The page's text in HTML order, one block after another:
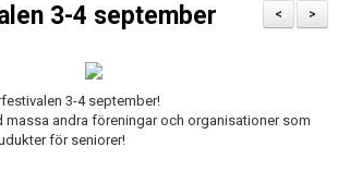
>
<
3-4 september
3-4 september!
massa andra föreningar och organisationer som
för seniorer!